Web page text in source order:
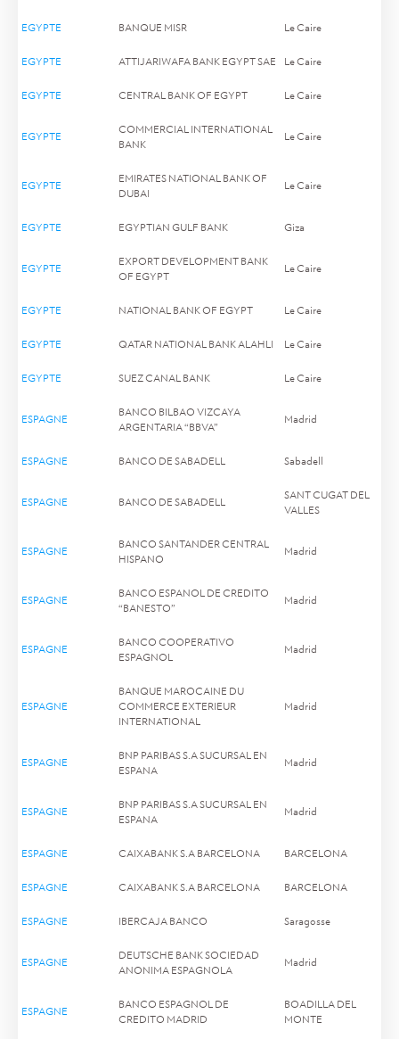
EGYPTE BANQUE MISR Le Caire
EGYPTE ATTIJARIWAFA BANK EGYPT SAE Le Caire
EGYPTE CENTRAL BANK OF EGYPT Le Caire
EGYPTE
COMMERCIAL INTERNATIONAL
BANK
Le Caire
EGYPTE
EMIRATES NATIONAL BANK OF
DUBAI
Le Caire
EGYPTE EGYPTIAN GULF BANK Giza
EGYPTE
EXPORT DEVELOPMENT BANK
OF EGYPT
Le Caire
EGYPTE NATIONAL BANK OF EGYPT Le Caire
EGYPTE QATAR NATIONAL BANK ALAHLI Le Caire
EGYPTE SUEZ CANAL BANK Le Caire
ESPAGNE
BANCO BILBAO VIZCAYA
ARGENTARIA “BBVA”
Madrid
ESPAGNE BANCO DE SABADELL Sabadell
ESPAGNE BANCO DE SABADELL
SANT CUGAT DEL
VALLES
ESPAGNE
BANCO SANTANDER CENTRAL
HISPANO
Madrid
ESPAGNE
BANCO ESPANOL DE CREDITO
“BANESTO”
Madrid
ESPAGNE
BANCO COOPERATIVO
ESPAGNOL
Madrid
ESPAGNE
BANQUE MAROCAINE DU
COMMERCE EXTERIEUR
INTERNATIONAL
Madrid
ESPAGNE
BNP PARIBAS S.A SUCURSAL EN
ESPANA
Madrid
ESPAGNE
BNP PARIBAS S.A SUCURSAL EN
ESPANA
Madrid
ESPAGNE CAIXABANK S.A BARCELONA BARCELONA
ESPAGNE CAIXABANK S.A BARCELONA BARCELONA
ESPAGNE IBERCAJA BANCO Saragosse
ESPAGNE
DEUTSCHE BANK SOCIEDAD
ANONIMA ESPAGNOLA
Madrid
ESPAGNE
BANCO ESPAGNOL DE
CREDITO MADRID
BOADILLA DEL
MONTE